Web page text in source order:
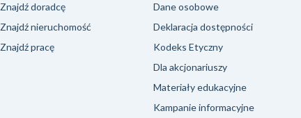
Znajdź doradcę
Znajdź nieruchomość
Znajdź pracę
Dane osobowe
Deklaracja dostępności
Kodeks Etyczny
Dla akcjonariuszy
Materiały edukacyjne
Kampanie informacyjne